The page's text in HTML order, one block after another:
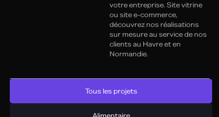
votre entreprise. Site vitrine
ou site e-commerce,
découvrez nos réalisations
sur mesure au service de nos
clients au Havre et en
Normandie.
Tous les projets